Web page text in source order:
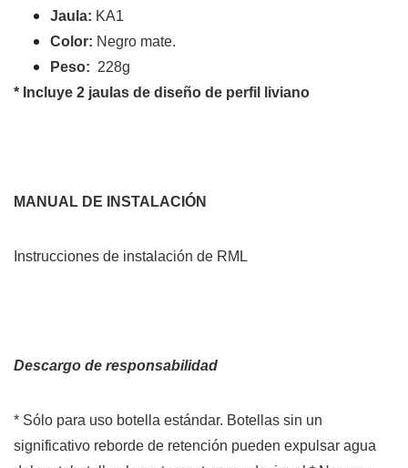
Jaula: KA1
Color: Negro mate.
Peso: 228g
* Incluye 2 jaulas de diseño de perfil liviano
MANUAL DE INSTALACIÓN
Instrucciones de instalación de RML
Descargo de responsabilidad
* Sólo para uso botella estándar. Botellas sin un
significativo reborde de retención pueden expulsar agua